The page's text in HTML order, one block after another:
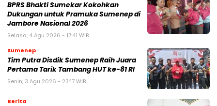
BPRS Bhakti Sumekar Kokohkan
Dukungan untuk Pramuka Sumenep di
Jambore Nasional 2026
Selasa, 4 Agu 2026 - 17:41 WIB
Sumenep
Tim Putra Disdik Sumenep Raih Juara
Pertama Tarik Tambang HUT ke-81 RI
Senin, 3 Agu 2026 - 23:17 WIB
Berita